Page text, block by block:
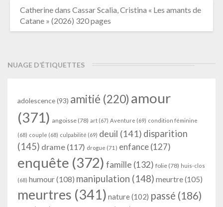
Catherinedans Cassar Scalia, Cristina « Les amants de
Catane » (2026) 320 pages
NUAGE D’ÉTIQUETTES
adolescence(93) amitié (220) amour
(371) angoisse (78) art (67) Aventure (69) condition féminine
(68) couple (68) culpabilité (69) deuil (141) disparition
(145) drame (117) drogue (71) enfance(127)
enquête (372) famille (132) folie (78) huis-clos
(68) humour(108) manipulation (148) meurtre(105)
meurtres (341) nature(102) passé (186)